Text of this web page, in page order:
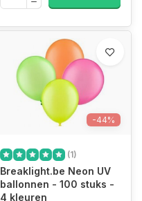
-44%
(1)
Breaklight.be Neon UV
ballonnen - 100 stuks -
4 kleuren